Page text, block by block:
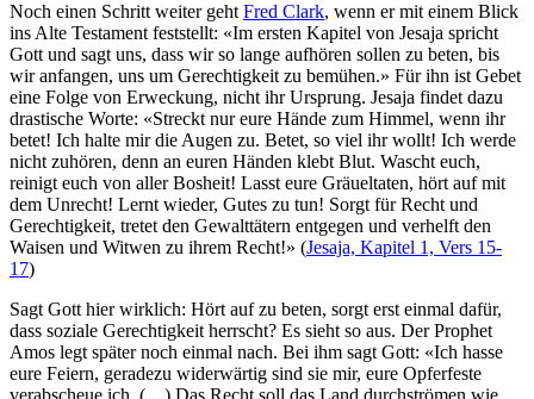
Noch einen Schritt weiter gehtFred Clark, wenn er mit einem Blick
ins Alte Testament feststellt: «Im ersten Kapitel von Jesaja spricht
Gott und sagt uns, dass wir so lange aufhören sollen zu beten, bis
wir anfangen, uns um Gerechtigkeit zu bemühen.» Für ihn ist Gebet
eine Folge von Erweckung, nicht ihr Ursprung. Jesaja findet dazu
drastische Worte: «Streckt nur eure Hände zum Himmel, wenn ihr
betet! Ich halte mir die Augen zu. Betet, so viel ihr wollt! Ich werde
nicht zuhören, denn an euren Händen klebt Blut. Wascht euch,
reinigt euch von aller Bosheit! Lasst eure Gräueltaten, hört auf mit
dem Unrecht! Lernt wieder, Gutes zu tun! Sorgt für Recht und
Gerechtigkeit, tretet den Gewalttätern entgegen und verhelft den
Waisen und Witwen zu ihrem Recht!» (Jesaja, Kapitel 1, Vers 15-
17)
Sagt Gott hier wirklich: Hört auf zu beten, sorgt erst einmal dafür,
dass soziale Gerechtigkeit herrscht? Es sieht so aus. Der Prophet
Amos legt später noch einmal nach. Bei ihm sagt Gott: «Ich hasse
eure Feiern, geradezu widerwärtig sind sie mir, eure Opferfeste